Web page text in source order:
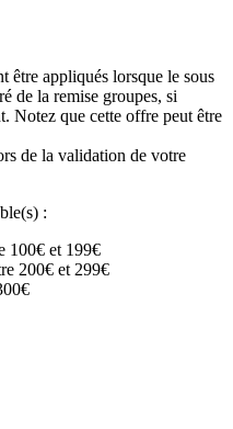
être appliqués lorsque le sous
de la remise groupes, si
Notez que cette offre peut être
de la validation de votre
:
100€ et 199€
200€ et 299€